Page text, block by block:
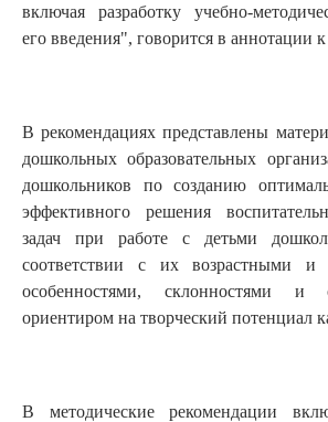
включая разработку учебно-
его введения", говорится в аннотации
В рекомендациях представлены
дошкольных образовательных
дошкольников по созданию
эффективного решения
задач при работе с детьми
соответствии с их возрастными и
особенностями, склонностями и
ориентиром на творческий потенциал
В методические рекомендации